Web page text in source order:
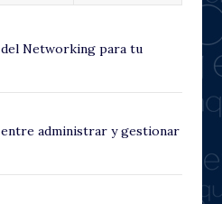
Networking para tu
administrar y gestionar